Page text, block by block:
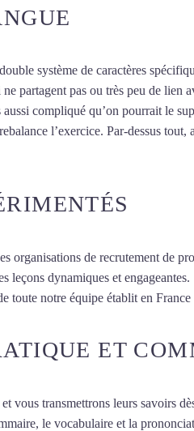
système de caractères
partagent pas ou très peu de
aussi compliqué qu’on pourrait le
l’exercice. Par-dessus
organisations de recrutement de
leçons dynamiques et engageantes.
toute notre équipe établit en France
ET
vous transmettrons leurs savoirs
le vocabulaire et la